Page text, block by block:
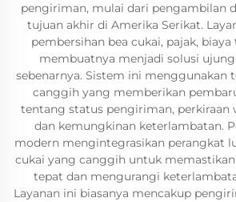
pengiriman, mulai dari pengambilan
tujuan akhir di Amerika Serikat.
pembersihan bea cukai, pajak,
membuatnya menjadi solusi
sebenarnya. Sistem ini menggunakan
canggih yang memberikan
tentang status pengiriman, perkiraan
dan kemungkinan keterlambatan.
modern mengintegrasikan perangkat
cukai yang canggih untuk
tepat dan mengurangi
Layanan ini biasanya mencakup